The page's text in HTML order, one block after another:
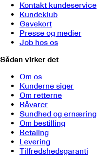
Kontakt kundeservice
Kundeklub
Gavekort
Presse og medier
Job hos os
Sådan virker det
Om os
Kunderne siger
Om retterne
Råvarer
Sundhed og ernæring
Om bestilling
Betaling
Levering
Tilfredshedsgaranti